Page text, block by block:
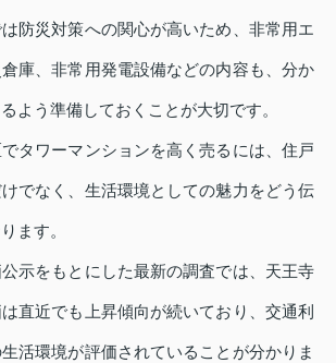
防災対策への関心が高いため、非常用エ
庫、非常用発電設備などの内容も、分か
よう準備しておくことが大切です。
タワーマンションを高く売るには、住戸
でなく、生活環境としての魅力をどう伝
ます。
示をもとにした最新の調査では、天王寺
直近でも上昇傾向が続いており、交通利
活環境が評価されていることが分かりま